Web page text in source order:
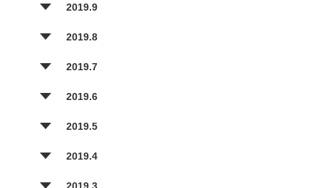
2019.9
2019.8
2019.7
2019.6
2019.5
2019.4
2019.3